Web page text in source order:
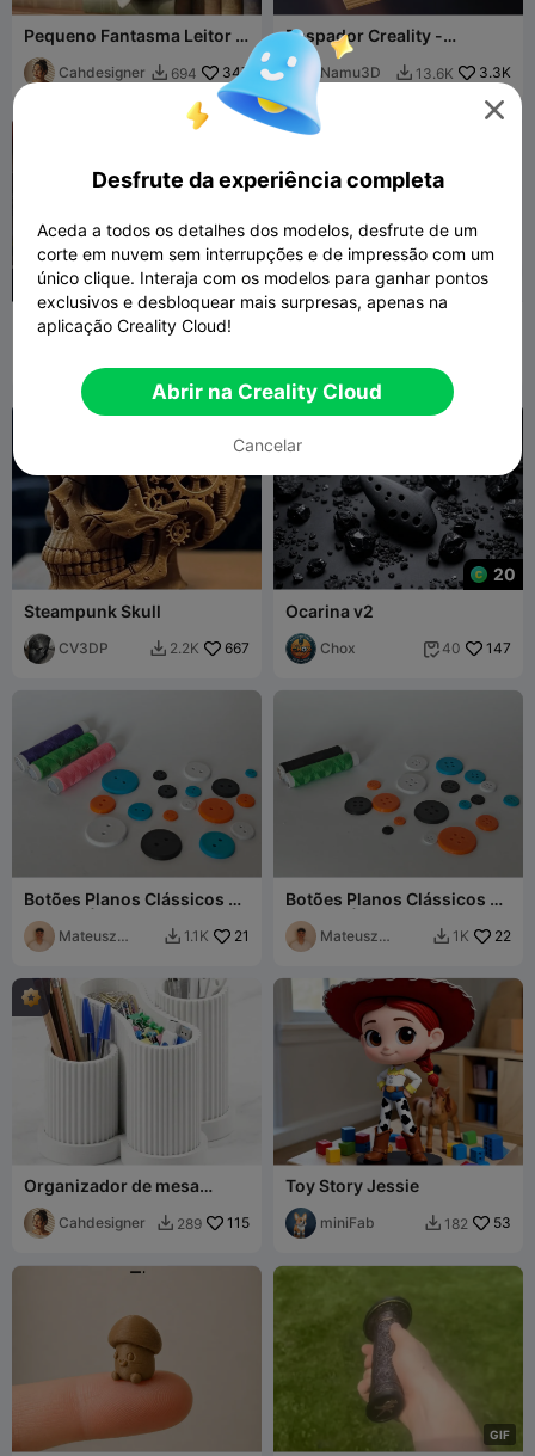
Pequeno Fantasma Leitor -
Decoração de Halloween
Cahdesigner  694 347
Raspador Creality -
raspador de mesa de
impressão
Namu3D  13.6K 3.3K
Acessório de luz de 1 e 4
cores em PETG para

Steampunk Skull
CV3DP  2.2K 667
20
Ocarina v2
Chox  40 147
Botões Planos Clássicos de
2 Furos | 18 Tamanhos
Mateusz
 1.1K 21
Botões Planos Clássicos de
4 Furos | 18 Tamanhos (12L
a 40L)Mateusz
 1K 22
Organizador de mesa
modular em estilo
"canelado"
Cahdesigner  289 115
Toy Story Jessie
miniFab  182 53
GIF

Desfrute da experiência completa
Aceda a todos os detalhes dos modelos, desfrute de um
corte em nuvem sem interrupções e de impressão com um
único clique. Interaja com os modelos para ganhar pontos
exclusivos e desbloquear mais surpresas, apenas na
aplicação Creality Cloud!
Abrir na Creality Cloud
Cancelar